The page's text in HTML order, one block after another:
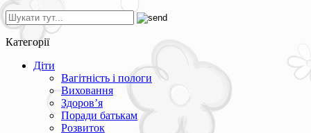
Категорії
Діти
Вагітність і пологи
Виховання
Здоров’я
Поради батькам
Розвиток